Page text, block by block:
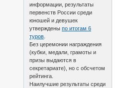
информации, результаты
первенств России среди
юношей и девушек
утвержденыпо итогам 6
туров
Без церемонии награждения
(кубки, медали, грамоты и
призы выдаются в
секретариате), но с обсчетом
рейтинга.
Наилучшие результаты среди